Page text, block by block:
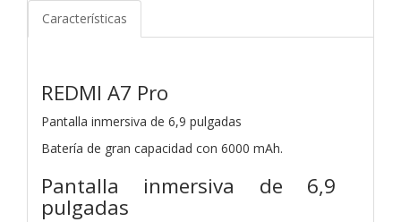
Características
REDMI A7 Pro
Pantalla inmersiva de 6,9 ​​pulgadas
Batería de gran capacidad con 6000 mAh.
Pantalla inmersiva de 6,9 ​​
pulgadas